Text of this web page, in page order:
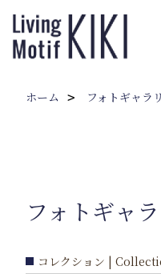
ホーム フォトギャラ
フォトギャ
コレクション |